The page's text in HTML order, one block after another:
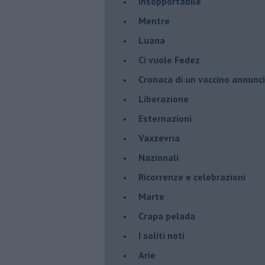
​Mentre
Luana
​Ci vuole Fedez
​Cronaca di un vaccino
​Liberazione
Esternazioni
Vaxzevria
Nazionali
​Ricorrenze e celebrazioni
Marte
​Crapa pelada
​I soliti noti
Arie